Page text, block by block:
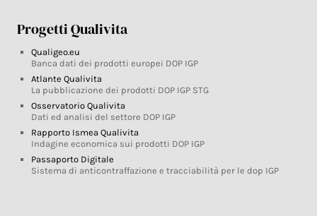
Progetti Qualivita
Qualigeo.eu
Banca dati dei prodotti europei DOP IGP
Atlante Qualivita
La pubblicazione dei prodotti DOP IGP STG
Osservatorio Qualivita
Dati ed analisi del settore DOP IGP
Rapporto Ismea Qualivita
Indagine economica sui prodotti DOP IGP
Passaporto Digitale
Sistema di anticontraffazione e tracciabilità per le dop IGP